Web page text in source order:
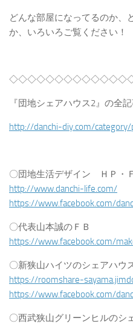
どんな部屋になってるのか、
か、いろいろご覧ください！
『団地シェアハウス2』の全
http://danchi-diy.com/
〇団地生活デザイン ＨＰ・
http://www.danchi-life.com/
https://www.facebook.com/
〇代表山本誠のＦＢ
https://www.facebook.com/
〇新狭山ハイツのシェアハ
https://roomshare-
https://www.facebook.com/
〇西武狭山グリーンヒルの